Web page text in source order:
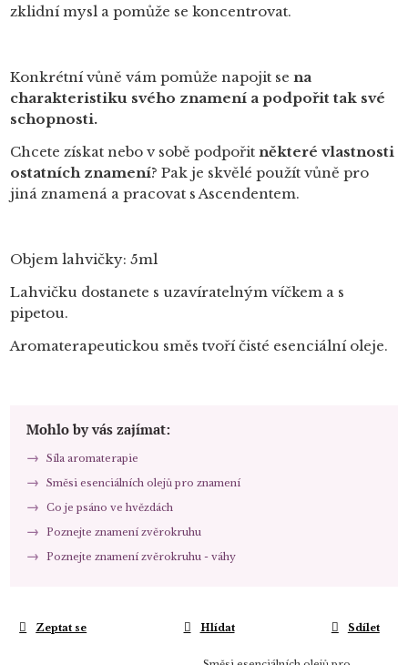
zklidní mysl a pomůže se koncentrovat.
Konkrétní vůně vám pomůže napojit sena
charakteristiku svého znamení a podpořit tak své
schopnosti.
Chcete získat nebo v sobě podpořit některé vlastnosti
ostatních znamení? Pak je skvělé použít vůně pro
jiná znamená a pracovat s Ascendentem.
Objem lahvičky: 5ml
Lahvičku dostanete s uzavíratelným víčkem a s
pipetou.
Aromaterapeutickou směs tvoří čisté esenciální oleje.
Mohlo by vás zajímat:
Síla aromaterapie
Směsi esenciálních olejů pro znamení
Co je psáno ve hvězdách
Poznejte znamení zvěrokruhu
Poznejte znamení zvěrokruhu - váhy
Zeptat se Hlídat Sdílet